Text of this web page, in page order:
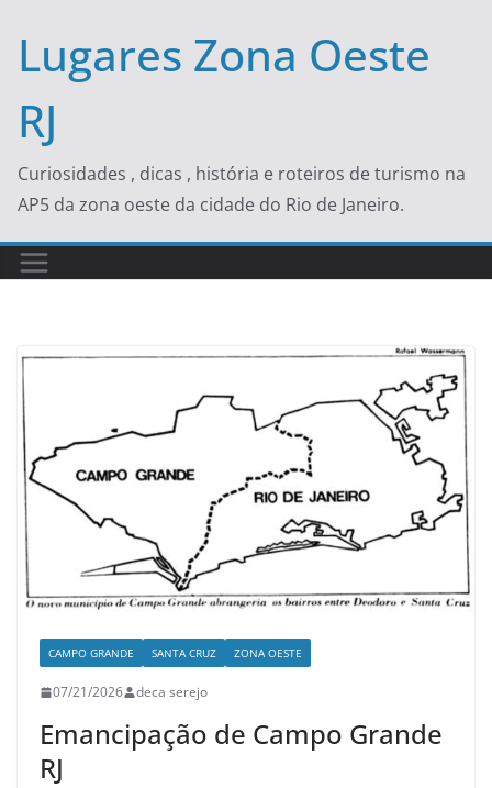
content
Lugares Zona Oeste
RJ
Curiosidades , dicas , história e roteiros de turismo na
AP5 da zona oeste da cidade do Rio de Janeiro.
CAMPO GRANDE SANTA CRUZ ZONA OESTE
07/21/2026 deca serejo
Emancipação de Campo Grande
RJ